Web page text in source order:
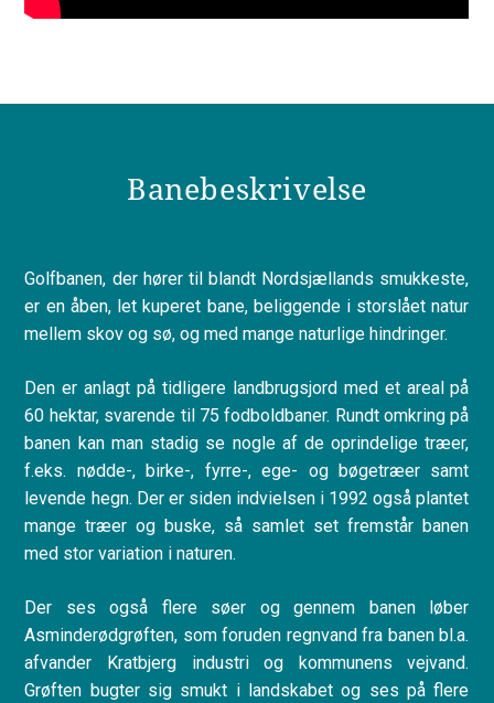
Banebeskrivelse
Golfbanen, der hører til blandt Nordsjællands smukkeste,
er en åben, let kuperet bane, beliggende i storslået natur
mellem skov og sø, og med mange naturlige hindringer.
Den er anlagt på tidligere landbrugsjord med et areal på
60 hektar, svarende til 75 fodboldbaner. Rundt omkring på
banen kan man stadig se nogle af de oprindelige træer,
f.eks. nødde-, birke-, fyrre-, ege- og bøgetræer samt
levende hegn. Der er siden indvielsen i 1992 også plantet
mange træer og buske, så samlet set fremstår banen
med stor variation i naturen.
Der ses også flere søer og gennem banen løber
Asminderødgrøften, som foruden regnvand fra banen bl.a.
afvander Kratbjerg industri og kommunens vejvand.
Grøften bugter sig smukt i landskabet og ses på flere